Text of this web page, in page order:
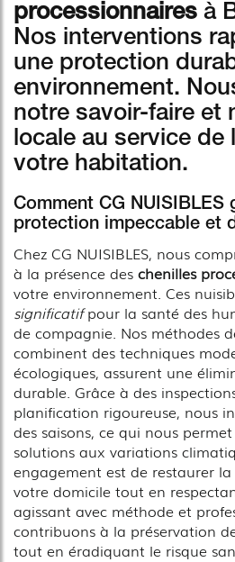
processionnaires à
Nos interventions
une protection
environnement.
notre savoir-faire et
locale au service de
votre habitation.
Comment CG NUISIBLES
protection impeccable et
Chez CG NUISIBLES, nous
à la présence des chenilles
votre environnement. Ces
significatifpour la santé des
de compagnie. Nos méthodes
combinent des techniques
écologiques, assurent une
durable. Grâce à des
planification rigoureuse, nous
des saisons, ce qui nous
solutions aux variations
engagement est de restaurer
votre domicile tout en
agissant avec méthode et
contribuons à la préservation
tout en éradiquant le risque